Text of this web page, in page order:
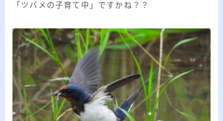
「ツバメの子育て中」ですかね？？